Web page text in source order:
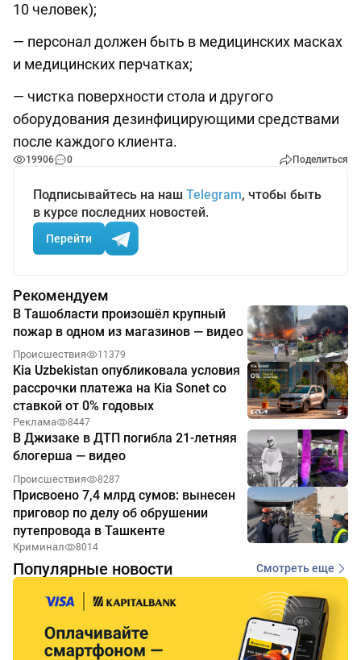
10 человек);
— персонал должен быть в медицинских масках
и медицинских перчатках;
— чистка поверхности стола и другого
оборудования дезинфицирующими средствами
после каждого клиента.
19906 0 Поделиться
Подписывайтесь на наш Telegram, чтобы быть
в курсе последних новостей.
Перейти
Рекомендуем
В Ташобласти произошёл крупный
пожар в одном из магазинов — видео
Происшествия 11379
Kia Uzbekistan опубликовала условия
рассрочки платежа на Kia Sonet со
ставкой от 0% годовых
Реклама 8447
В Джизаке в ДТП погибла 21-летняя
блогерша — видео
Происшествия 8287
Присвоено 7,4 млрд сумов: вынесен
приговор по делу об обрушении
путепровода в Ташкенте
Криминал 8014
Популярные новости Смотреть еще